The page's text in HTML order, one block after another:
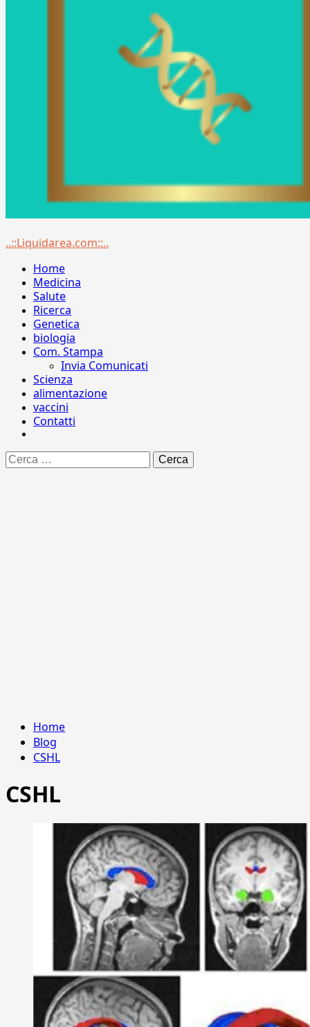
Menu
..::Liquidarea.com::..
Home
Medicina
Salute
Ricerca
Genetica
biologia
Com. Stampa
Invia Comunicati
Scienza
alimentazione
vaccini
Contatti
Ricerca
per:
Home
Blog
CSHL
CSHL